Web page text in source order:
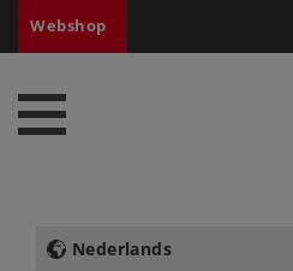
Webshop
Nederlands